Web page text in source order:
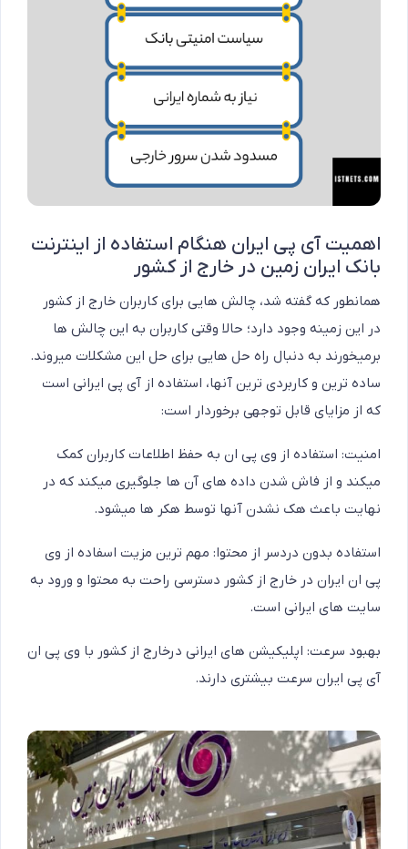
اهمیت آی پی ایران هنگام استفاده از اینترنت
بانک ایران زمین در خارج از کشور
همانطور که گفته شد، چالش هایی برای کاربران خارج از کشور
در این زمینه وجود دارد؛ حالا وقتی کاربران به این چالش ها
برمیخورند به دنبال راه حل هایی برای حل این مشکلات میروند.
ساده ترین و کاربردی ترین آنها، استفاده از آی پی ایرانی است
که از مزایای قابل توجهی برخوردار است:
امنیت: استفاده از وی پی ان به حفظ اطلاعات کاربران کمک
میکند و از فاش شدن داده های آن ها جلوگیری میکند که در
نهایت باعث هک نشدن آنها توسط هکر ها میشود.
استفاده بدون دردسر از محتوا: مهم ترین مزیت اسفاده از وی
پی ان ایران در خارج از کشور دسترسی راحت به محتوا و ورود به
سایت های ایرانی است.
بهبود سرعت: اپلیکیشن های ایرانی درخارج از کشور با وی پی ان
آی پی ایران سرعت بیشتری دارند.